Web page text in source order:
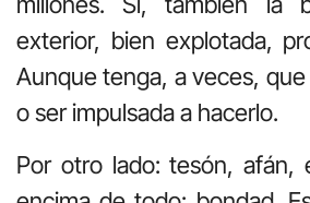
exterior, bien explotada,
Aunque tenga, a veces,
o ser impulsada a hacerlo.
Por otro lado: tesón, afán,